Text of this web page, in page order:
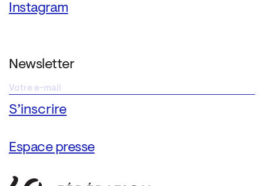
Instagram
Newsletter
Espace presse